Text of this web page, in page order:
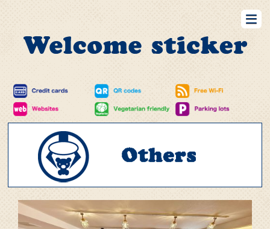
RestaurantsBar Retails Hotels Barbers&BeautySalons
RealEstates